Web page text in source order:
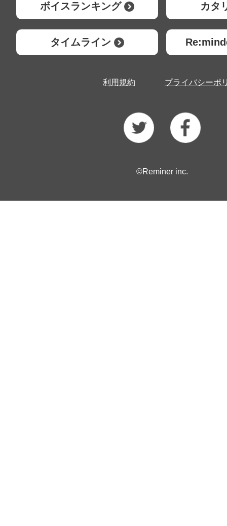
ボイスランキング カタ
タイムライン
利用規約 プライバシーポ
©Reminer inc.